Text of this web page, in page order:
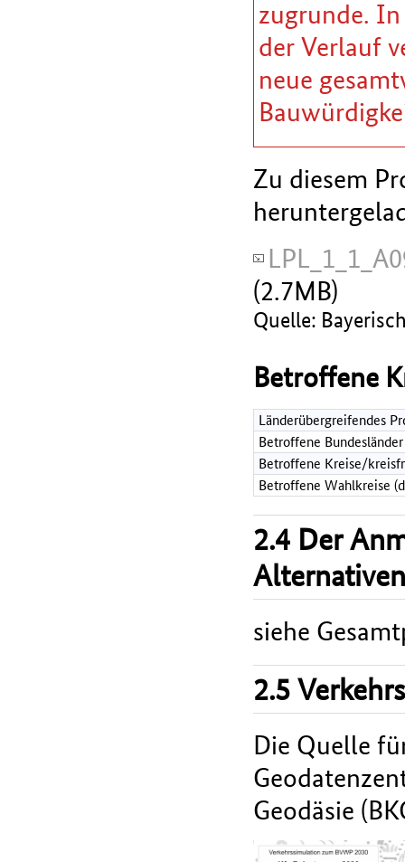
zugrunde.
der Verlauf
neue
Zu diesem
(2.7MB)
Quelle:
Betroffene
Länderübergreifendes
Betroffene Bundesländer
Betroffene Kreise/
Betroffene Wahlkreise
2.4 Der
siehe
2.5
Die Quelle
Geodäsie